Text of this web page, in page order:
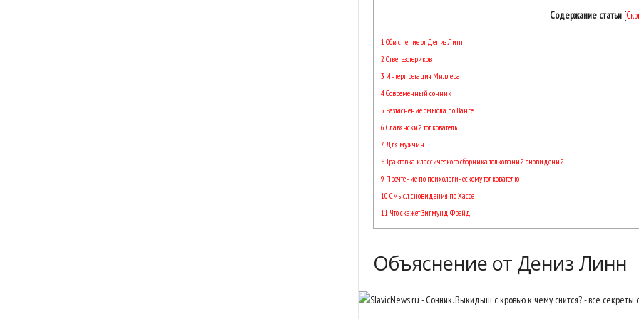
Содержание статьи [
1 Объяснение от Дениз Линн
2 Ответ эзотериков
3Интерпретация Миллера
4Современный сонник
5 Разъяснение смысла по Ванге
6 Славянский толкователь
7 Для мужчин
8Трактовка классического сборника толкований сновидений
9 Прочтение по психологическому толкователю
10 Смысл сновидения по Хассе
11 Что скажет Зигмунд Фрейд
Объяснение от Дениз Линн